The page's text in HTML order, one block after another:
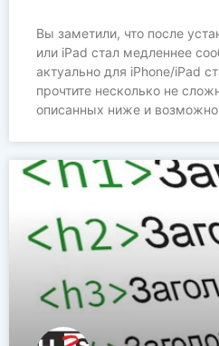
Вы заметили, что после
или iPad стал медленнее
актуально для iPhone/iPad
прочтите несколько не
описанных ниже и